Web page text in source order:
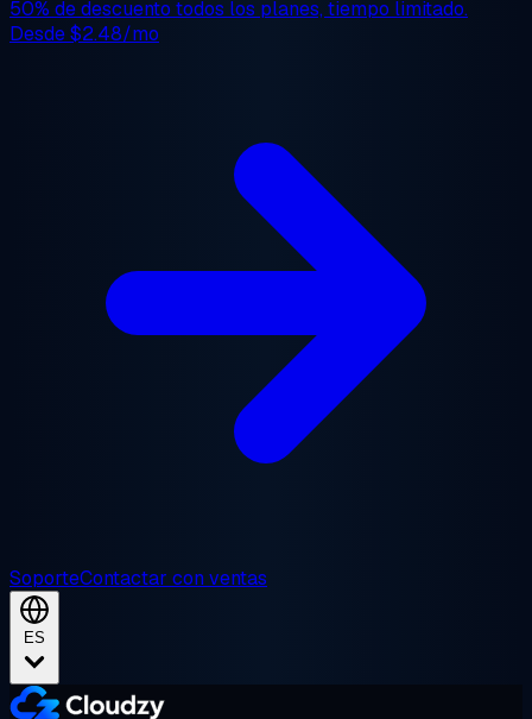
50% de descuento todos los planes, tiempo limitado.
Desde$2.48/mo
SoporteContactar con ventas
ES